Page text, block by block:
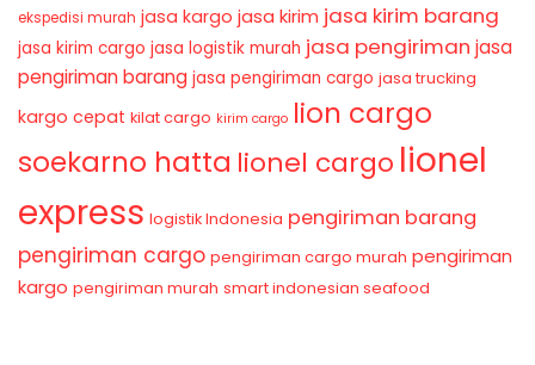
ekspedisi murah jasa kargo jasa kirim jasa kirim barang
jasa kirim cargo jasa logistik murah jasa pengiriman jasa
pengiriman barang jasa pengiriman cargo jasa trucking
kargo cepat kilat cargo kirim cargo lion cargo
soekarno hatta lionel cargo lionel
express logistik Indonesia pengiriman barang
pengiriman cargo pengiriman cargo murah pengiriman
kargo pengiriman murah smart indonesian seafood